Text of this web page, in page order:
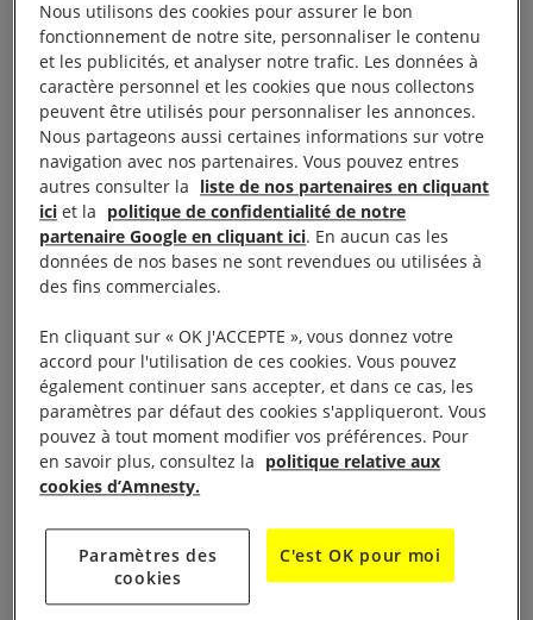
le viol, défini par le droit
international comme une
pénétration sexuelle ou une
invasion superficielle
commise par la force ou la
menace de la force, la
contrainte dans un
environnement où la
personne est incapable de
donner son consentement ;
forcée et les mutilations
génitales féminines ;
ou encore l’esclavage sexuel.
La qualification de violences sexuelles en
temps de conflits ne dépend ni de l’âge, ni
majorité des données mettent en lumière des
violences sexuelles à l’encontre des femmes.
Elles ne sont cependant pas les seules à
Nous utilisons des cookies pour assurer le bon
fonctionnement de notre site, personnaliser le contenu
et les publicités, et analyser notre trafic. Les données à
caractère personnel et les cookies que nous collectons
peuvent être utilisés pour personnaliser les annonces.
Nous partageons aussi certaines informations sur votre
navigation avec nos partenaires. Vous pouvez entres
autres consulter la liste de nos partenaires en cliquant
ici et la politique de confidentialité de notre
partenaire Google en cliquant ici. En aucun cas les
données de nos bases ne sont revendues ou utilisées à
des fins commerciales.
En cliquant sur « OK J'ACCEPTE », vous donnez votre
accord pour l'utilisation de ces cookies. Vous pouvez
également continuer sans accepter, et dans ce cas, les
paramètres par défaut des cookies s'appliqueront. Vous
pouvez à tout moment modifier vos préférences. Pour
en savoir plus, consultez la politique relative aux
cookies d’Amnesty.
Paramètres des
cookies
C'est OK pour moi